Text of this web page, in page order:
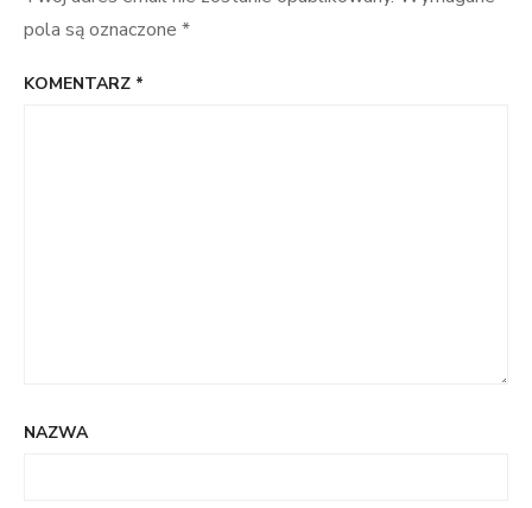
pola są oznaczone *
KOMENTARZ *
NAZWA